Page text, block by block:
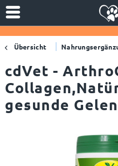
Übersicht
cdVet -
gesunde